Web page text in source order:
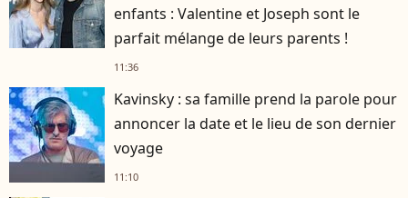
enfants : Valentine et Joseph sont le
parfait mélange de leurs parents !
11:36
Kavinsky : sa famille prend la parole pour
annoncer la date et le lieu de son dernier
voyage
11:10